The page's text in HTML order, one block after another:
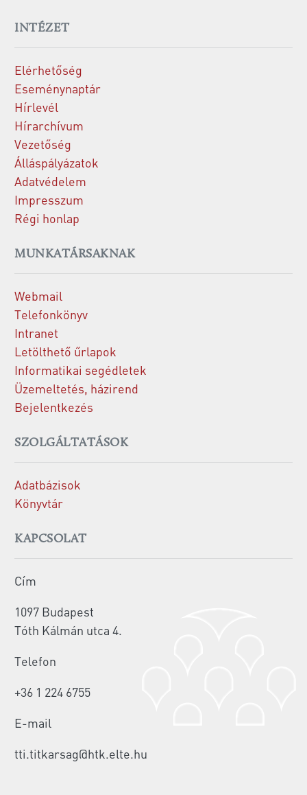
INTÉZET
Elérhetőség
Eseménynaptár
Hírlevél
Hírarchívum
Vezetőség
Álláspályázatok
Adatvédelem
Impresszum
Régi honlap
MUNKATÁRSAKNAK
Webmail
Telefonkönyv
Intranet
Letölthető űrlapok
Informatikai segédletek
Üzemeltetés, házirend
Bejelentkezés
SZOLGÁLTATÁSOK
Adatbázisok
Könyvtár
KAPCSOLAT
Cím
1097 Budapest
Tóth Kálmán utca 4.
Telefon
+36 1 224 6755
E-mail
tti.titkarsag@htk.elte.hu